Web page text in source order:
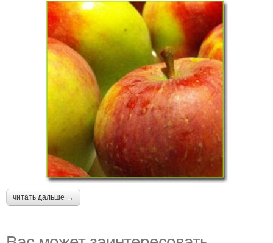
читать дальше →